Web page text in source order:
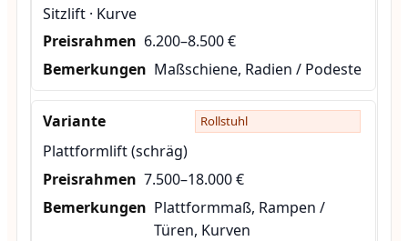
Sitzlift · Kurve
6.200–8.500 €
Maßschiene, Radien / Podeste
Rollstuhl
Plattformlift (schräg)
7.500–18.000 €
Plattformmaß, Rampen /
Türen, Kurven